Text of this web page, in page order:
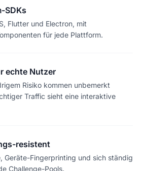
SDKs
Flutter und Electron, mit
für jede Plattform.
echte Nutzer
Risiko kommen unbemerkt
Traffic sieht eine interaktive
resistent
Geräte-Fingerprinting und sich ständig
Challenge-Pools.